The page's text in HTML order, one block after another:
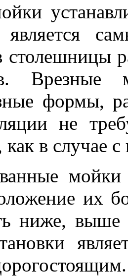
формы,
не
как в случае
их
ниже, выше